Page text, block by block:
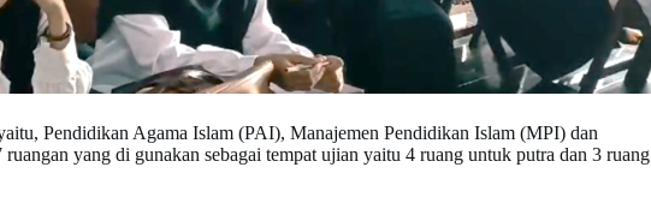
Pendidikan Agama Islam (PAI), Manajemen Pendidikan Islam (MPI) dan
yang di gunakan sebagai tempat ujian yaitu 4 ruang untuk putra dan 3 ruang